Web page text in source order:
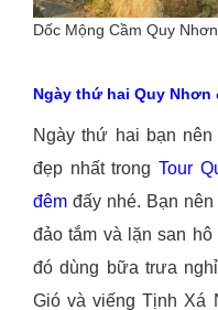
Dốc Mộng Cầm Quy Nhơn
Ngày thứ hai Quy Nhơn
Ngày thứ hai bạn nên
đẹp nhất trong Tour
đêm đấy nhé. Bạn
đảo tắm và lặn san
đó dùng bữa trưa
Gió và viếng Tịnh Xá